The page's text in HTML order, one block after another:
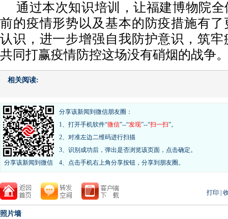
通过本次知识培训，让福建博物院
前的疫情形势以及基本的防疫措施有
认识，进一步增强自我防护意识，筑
共同打赢疫情防控这场没有硝烟的战争
相关阅读:
分享该新闻到微信
分享该新闻到微信朋友圈：
1、打开手机软件“微信”--“发现”--“扫一扫”。
2、对准左边二维码进行扫描
3、识别成功后，弹出是否浏览该页面，点击确定。
4、点击手机右上角分享按钮，分享到朋友圈。
打印
照片墙